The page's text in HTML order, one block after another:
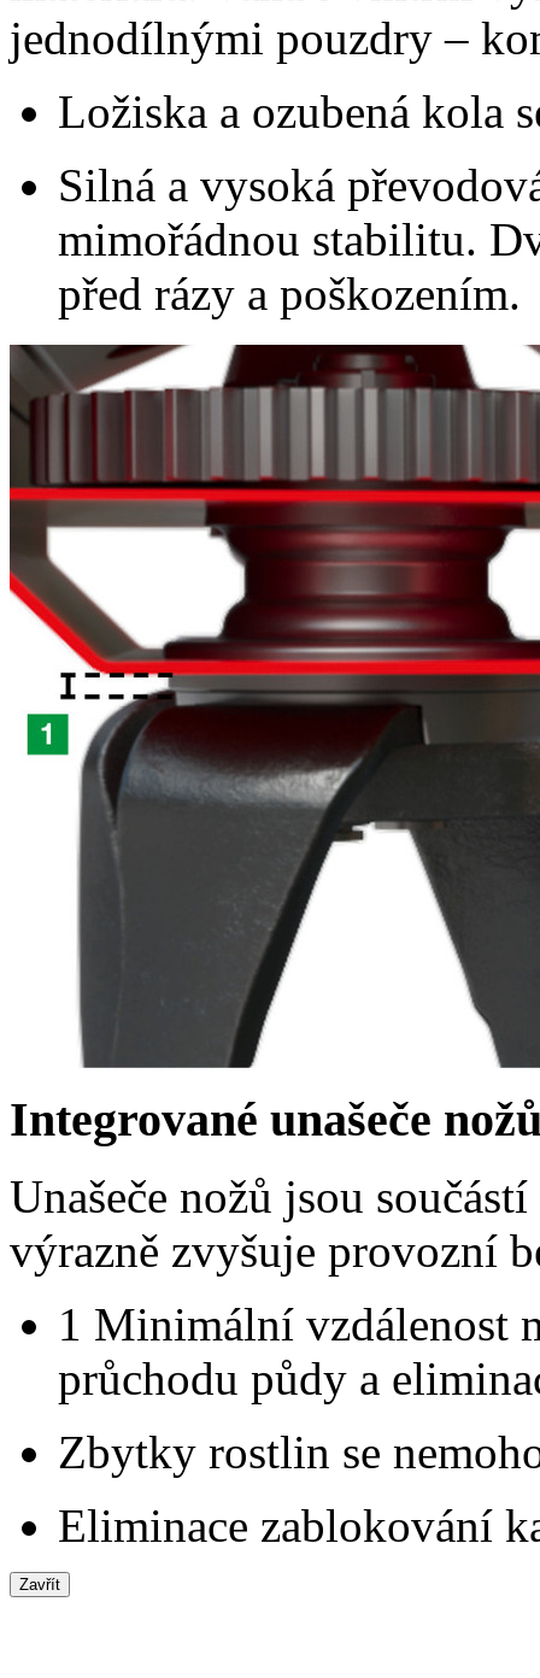
jednodílnými pouzdry –
Ložiska a ozubená kola
Silná a vysoká
mimořádnou stabilitu.
před rázy a poškozením.
Integrované unašeče
Unašeče nožů jsou
výrazně zvyšuje provozní
1 Minimální vzdálenost
průchodu půdy a
Zbytky rostlin se
Eliminace zablokování
Zavřít